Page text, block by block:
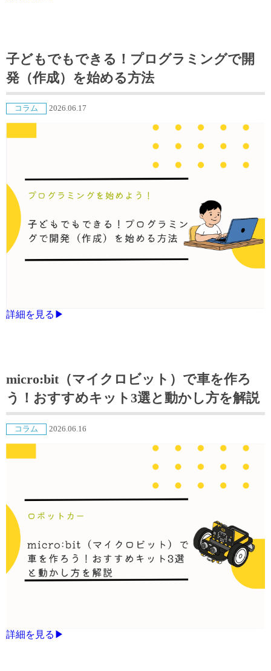
子どもでもできる！プログラミングで開
発（作成）を始める方法
コラム 2026.06.17
詳細を見る▶
micro:bit（マイクロビット）で車を作ろ
う！おすすめキット3選と動かし方を解説
コラム 2026.06.16
詳細を見る▶